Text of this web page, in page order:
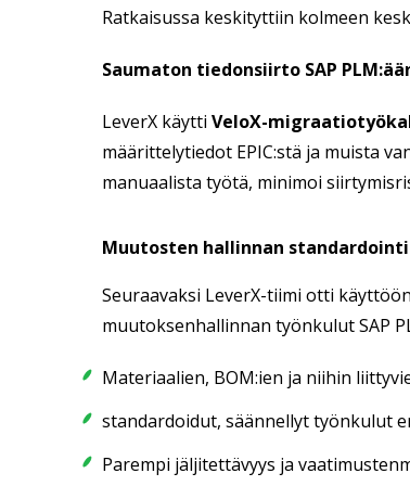
Ratkaisussa keskityttiin kolmeen
Saumaton tiedonsiirto SAP
LeverX käytti VeloX-
määrittelytiedot EPIC:stä ja muista
manuaalista työtä, minimoi
Muutosten hallinnan
Seuraavaksi LeverX-tiimi otti
muutoksenhallinnan työnkulut SAP
Materiaalien, BOM:ien ja niihin
standardoidut, säännellyt työnkulut
Parempi jäljitettävyys ja